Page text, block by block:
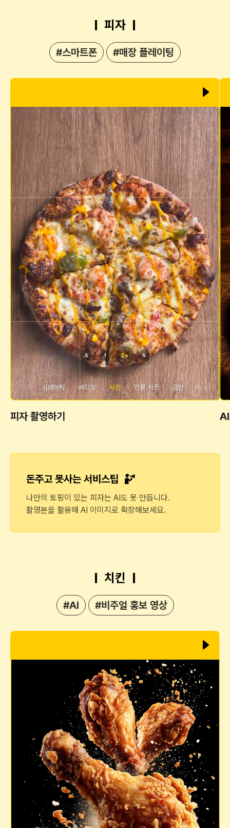
피자
#스마트폰 #매장 플레이팅
피자 촬영하기
돈주고 못사는 서비스팁
나만의 토핑이 있는 피자는 AI도 못 만듭니다.
촬영본을 활용해 AI 이미지로 확장해보세요.
치킨
#AI #비주얼 홍보 영상